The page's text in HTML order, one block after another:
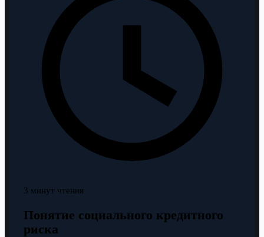
3 минут чтения
Понятие социального кредитного
риска